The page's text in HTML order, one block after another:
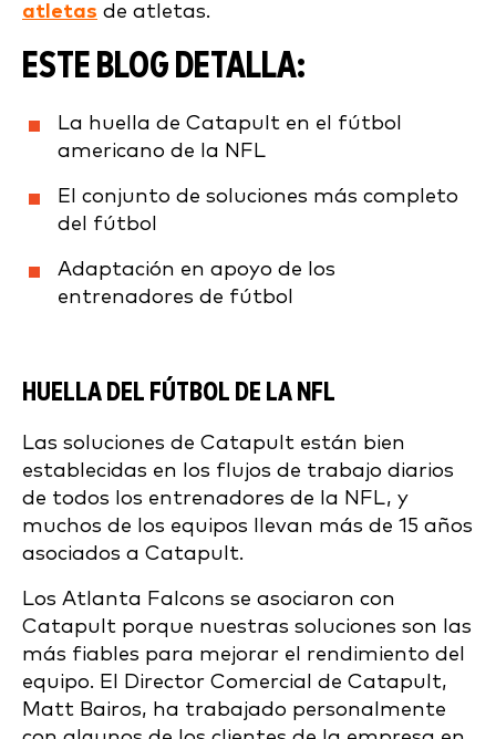
atletas de atletas.
ESTE BLOG DETALLA:
La huella de Catapult en el fútbol
americano de la NFL
El conjunto de soluciones más completo
del fútbol
Adaptación en apoyo de los
entrenadores de fútbol
HUELLA DEL FÚTBOL DE LA NFL
Las soluciones de Catapult están bien
establecidas en los flujos de trabajo diarios
de todos los entrenadores de la NFL, y
muchos de los equipos llevan más de 15 años
asociados a Catapult.
Los Atlanta Falcons se asociaron con
Catapult porque nuestras soluciones son las
más fiables para mejorar el rendimiento del
equipo. El Director Comercial de Catapult,
Matt Bairos, ha trabajado personalmente